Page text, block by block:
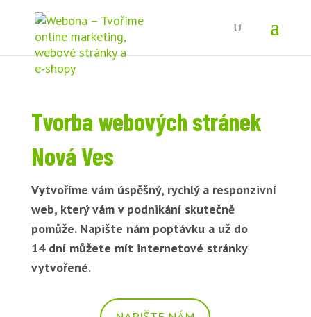
Tvorba webových stránek
Nová Ves
Vytvoříme vám úspěšný, rychlý a responzivní
web, který vám v podnikání skutečně
pomůže. Napište nám poptávku a už do
14 dní můžete mít internetové stránky
vytvořené.